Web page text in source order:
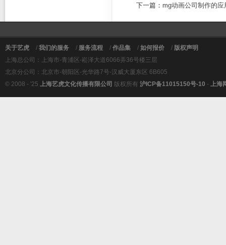
下一篇： mg动画公司制作的应
关于艺虎 / 我们的服务 / 服务流程 / 作品集 / 如何报价 / 版权声明
上海总公司：上海市-青浦区-崧泽大道6066弄36号楼三层
北京分公司：北京市-朝阳区-光华路7号-汉威大厦东区 6B605
© 2008 - '25 上海艺虎文化传播有限公司 版权所有 沪ICP备11015150号-10 - 上海